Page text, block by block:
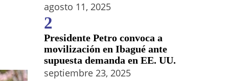
agosto 11, 2025
2
Presidente Petro convoca a
movilización en Ibagué ante
supuesta demanda en EE. UU.
septiembre 23, 2025